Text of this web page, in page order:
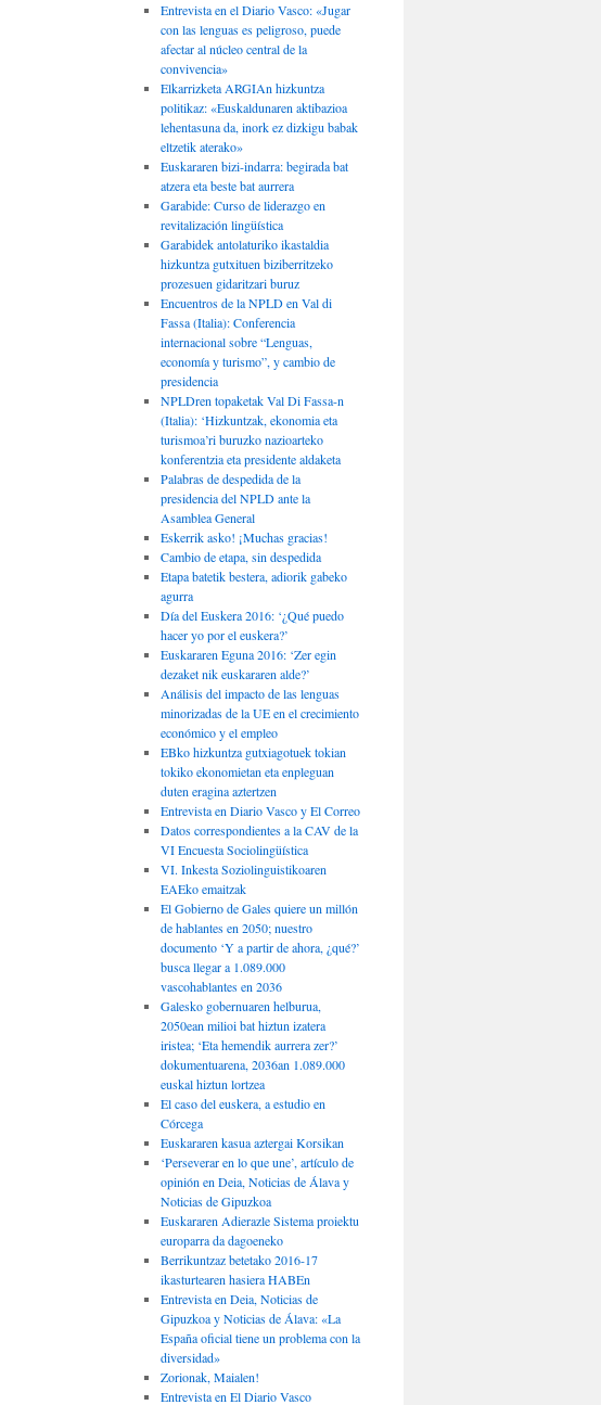
Entrevista en el Diario Vasco: «Jugar
con las lenguas es peligroso, puede
afectar al núcleo central de la
convivencia»
Elkarrizketa ARGIAn hizkuntza
politikaz: «Euskaldunaren aktibazioa
lehentasuna da, inork ez dizkigu babak
eltzetik aterako»
Euskararen bizi-indarra: begirada bat
atzera eta beste bat aurrera
Garabide: Curso de liderazgo en
revitalización lingüística
Garabidek antolaturiko ikastaldia
hizkuntza gutxituen biziberritzeko
prozesuen gidaritzari buruz
Encuentros de la NPLD en Val di
Fassa (Italia): Conferencia
internacional sobre “Lenguas,
economía y turismo”, y cambio de
presidencia
NPLDren topaketak Val Di Fassa-n
(Italia): ‘Hizkuntzak, ekonomia eta
turismoa’ri buruzko nazioarteko
konferentzia eta presidente aldaketa
Palabras de despedida de la
presidencia del NPLD ante la
Asamblea General
Eskerrik asko! ¡Muchas gracias!
Cambio de etapa, sin despedida
Etapa batetik bestera, adiorik gabeko
agurra
Día del Euskera 2016: ‘¿Qué puedo
hacer yo por el euskera?’
Euskararen Eguna 2016: ‘Zer egin
dezaket nik euskararen alde?’
Análisis del impacto de las lenguas
minorizadas de la UE en el crecimiento
económico y el empleo
EBko hizkuntza gutxiagotuek tokian
tokiko ekonomietan eta enpleguan
duten eragina aztertzen
Entrevista en Diario Vasco y El Correo
Datos correspondientes a la CAV de la
VI Encuesta Sociolingüística
VI. Inkesta Soziolinguistikoaren
EAEko emaitzak
El Gobierno de Gales quiere un millón
de hablantes en 2050; nuestro
documento ‘Y a partir de ahora, ¿qué?’
busca llegar a 1.089.000
vascohablantes en 2036
Galesko gobernuaren helburua,
2050ean milioi bat hiztun izatera
iristea; ‘Eta hemendik aurrera zer?’
dokumentuarena, 2036an 1.089.000
euskal hiztun lortzea
El caso del euskera, a estudio en
Córcega
Euskararen kasua aztergai Korsikan
‘Perseverar en lo que une’, artículo de
opinión en Deia, Noticias de Álava y
Noticias de Gipuzkoa
Euskararen Adierazle Sistema proiektu
europarra da dagoeneko
Berrikuntzaz betetako 2016-17
ikasturtearen hasiera HABEn
Entrevista en Deia, Noticias de
Gipuzkoa y Noticias de Álava: «La
España oficial tiene un problema con la
diversidad»
Zorionak, Maialen!
Entrevista en El Diario Vasco